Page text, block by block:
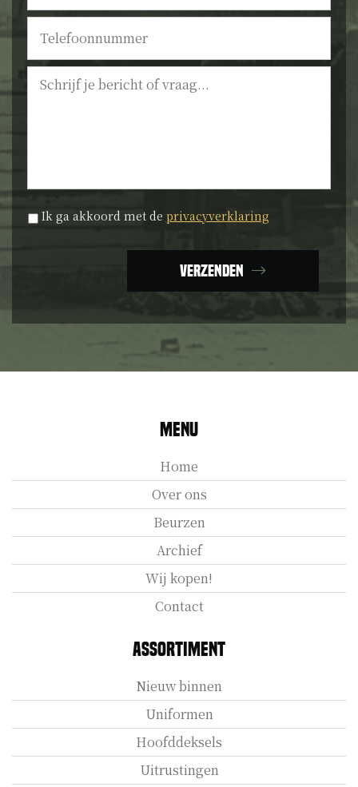
Telefoonnummer
Bericht
Privacyverklaring *
Ik ga akkoord met de privacyverklaring
Verzenden
Menu
Home
Over ons
Beurzen
Archief
Wij kopen!
Contact
Assortiment
Nieuw binnen
Uniformen
Hoofddeksels
Uitrustingen